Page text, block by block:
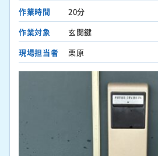
作業時間
20分
作業対象
玄関鍵
現場担当者
栗原